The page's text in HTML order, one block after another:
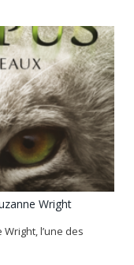
Wright
l’une des